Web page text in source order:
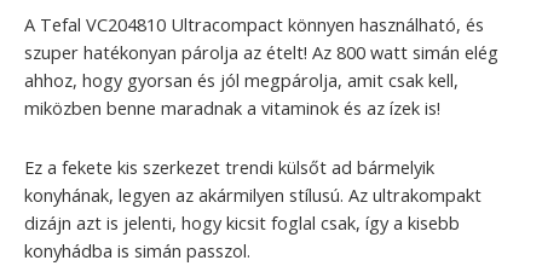
A Tefal VC204810 Ultracompact könnyen használható, és
szuper hatékonyan párolja az ételt! Az 800 watt simán elég
ahhoz, hogy gyorsan és jól megpárolja, amit csak kell,
miközben benne maradnak a vitaminok és az ízek is!
Ez a fekete kis szerkezet trendi külsőt ad bármelyik
konyhának, legyen az akármilyen stílusú. Az ultrakompakt
dizájn azt is jelenti, hogy kicsit foglal csak, így a kisebb
konyhádba is simán passzol.